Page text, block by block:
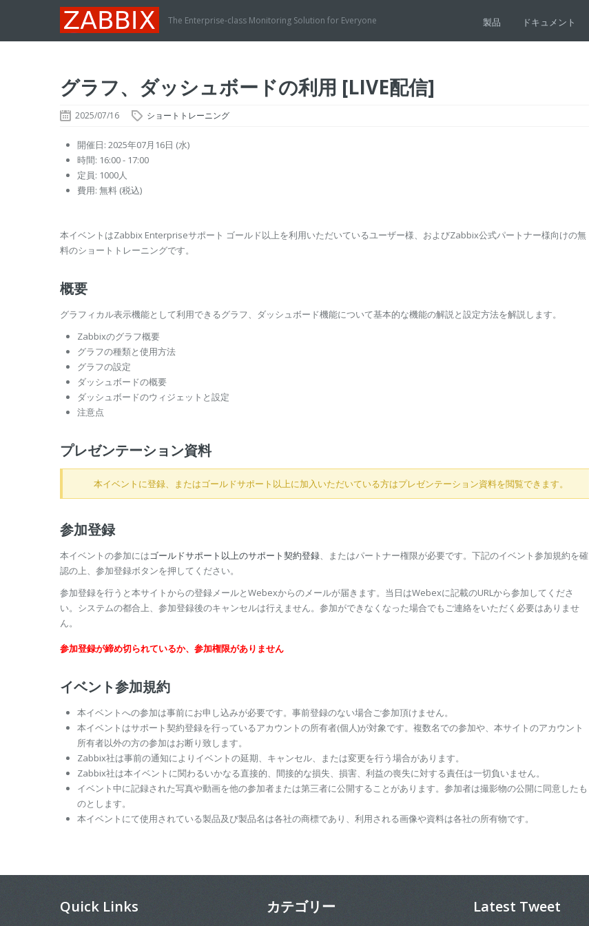
The Enterprise-class Monitoring Solution for Everyone 製品 ドキュメント
グラフ、ダッシュボードの利用 [LIVE配信]
2025/07/16 ショートトレーニング
開催日: 2025年07月16日 (水)
時間: 16:00 - 17:00
定員: 1000人
費用: 無料 (税込)
本イベントはZabbix Enterpriseサポート ゴールド以上を利用いただいているユーザー様、およびZabbix公式パートナー様向けの無
料のショートトレーニングです。
概要
グラフィカル表示機能として利用できるグラフ、ダッシュボード機能について基本的な機能の解説と設定方法を解説します。
Zabbixのグラフ概要
グラフの種類と使用方法
グラフの設定
ダッシュボードの概要
ダッシュボードのウィジェットと設定
注意点
プレゼンテーション資料
本イベントに登録、またはゴールドサポート以上に加入いただいている方はプレゼンテーション資料を閲覧できます。
参加登録
本イベントの参加にはゴールドサポート以上のサポート契約登録、またはパートナー権限が必要です。下記のイベント参加規約を確
認の上、参加登録ボタンを押してください。
参加登録を行うと本サイトからの登録メールとWebexからのメールが届きます。当日はWebexに記載のURLから参加してくださ
い。システムの都合上、参加登録後のキャンセルは行えません。参加ができなくなった場合でもご連絡をいただく必要はありませ
ん。
参加登録が締め切られているか、参加権限がありません
イベント参加規約
本イベントへの参加は事前にお申し込みが必要です。事前登録のない場合ご参加頂けません。
本イベントはサポート契約登録を行っているアカウントの所有者(個人)が対象です。複数名での参加や、本サイトのアカウント
所有者以外の方の参加はお断り致します。
Zabbix社は事前の通知によりイベントの延期、キャンセル、または変更を行う場合があります。
Zabbix社は本イベントに関わるいかなる直接的、間接的な損失、損害、利益の喪失に対する責任は一切負いません。
イベント中に記録された写真や動画を他の参加者または第三者に公開することがあります。参加者は撮影物の公開に同意したも
のとします。
本イベントにて使用されている製品及び製品名は各社の商標であり、利用される画像や資料は各社の所有物です。
Quick Links カテゴリー Latest Tweet